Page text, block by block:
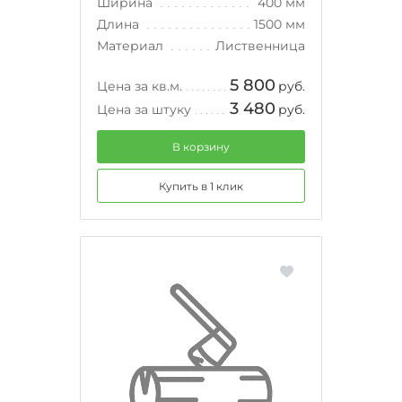
Длина
1500 мм
Материал
Лиственница
Цена за кв.м. 5 800 руб.
Цена за штуку
3 480 руб.
В корзину
Купить в 1 клик